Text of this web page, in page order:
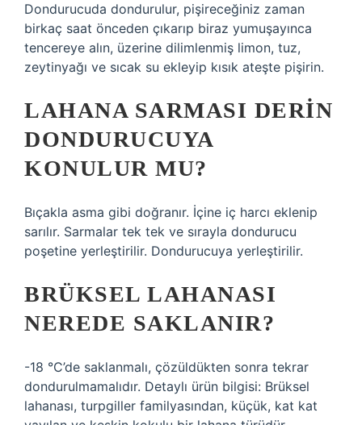
Dondurucuda dondurulur, pişireceğiniz zaman
birkaç saat önceden çıkarıp biraz yumuşayınca
tencereye alın, üzerine dilimlenmiş limon, tuz,
zeytinyağı ve sıcak su ekleyip kısık ateşte pişirin.
LAHANA SARMASI DERIN
DONDURUCUYA
KONULUR MU?
Bıçakla asma gibi doğranır. İçine iç harcı eklenip
sarılır. Sarmalar tek tek ve sırayla dondurucu
poşetine yerleştirilir. Dondurucuya yerleştirilir.
BRÜKSEL LAHANASI
NEREDE SAKLANIR?
-18 °C’de saklanmalı, çözüldükten sonra tekrar
dondurulmamalıdır. Detaylı ürün bilgisi: Brüksel
lahanası, turpgiller familyasından, küçük, kat kat